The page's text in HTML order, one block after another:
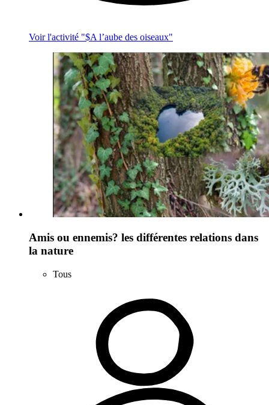
Voir l'activité "$A l’aube des oiseaux"
Amis ou ennemis? les différentes relations dans
la nature
Tous